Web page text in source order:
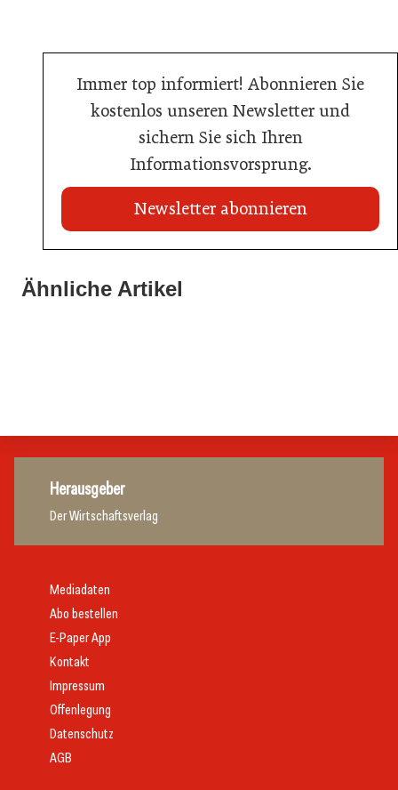
Immer top informiert! Abonnieren Sie
kostenlos unseren Newsletter und
sichern Sie sich Ihren
Informationsvorsprung.
Newsletter abonnieren
Ähnliche Artikel
War die Fußball-WM 2026 für Ihren Betrieb ein
21. Juli 2026
Stipendium für Nachwuchstalent in der Wiener
Herausgeber
Der Wirtschaftsverlag
Mediadaten
Abo bestellen
E-Paper App
Kontakt
Impressum
Offenlegung
Datenschutz
AGB